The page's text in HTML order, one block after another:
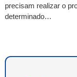
precisam realizar o
determinado…